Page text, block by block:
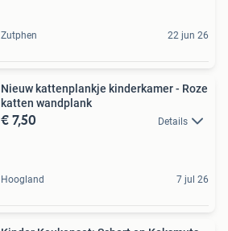
Zutphen 22 jun 26
Nieuw kattenplankje kinderkamer - Roze
katten wandplank
€ 7,50 Details
Hoogland 7 jul 26